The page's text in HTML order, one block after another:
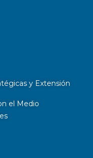
y Extensión
el Medio